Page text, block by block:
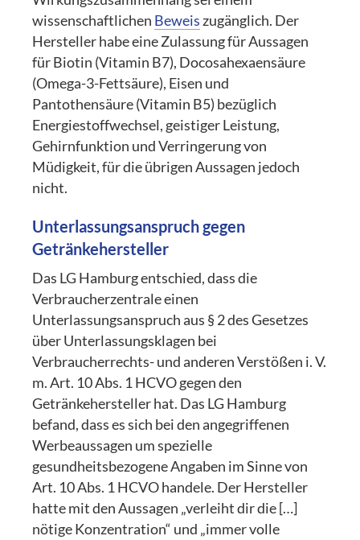
wissenschaftlichen Beweis zugänglich. Der
Hersteller habe eine Zulassung für Aussagen
für Biotin (Vitamin B7), Docosahexaensäure
(Omega-3-Fettsäure), Eisen und
Pantothensäure (Vitamin B5) bezüglich
Energiestoffwechsel, geistiger Leistung,
Gehirnfunktion und Verringerung von
Müdigkeit, für die übrigen Aussagen jedoch
nicht.
Unterlassungsanspruch gegen
Getränkehersteller
Das LG Hamburg entschied, dass die
Verbraucherzentrale einen
Unterlassungsanspruch aus § 2 des Gesetzes
über Unterlassungsklagen bei
Verbraucherrechts- und anderen Verstößen i. V.
m. Art. 10 Abs. 1 HCVO gegen den
Getränkehersteller hat. Das LG Hamburg
befand, dass es sich bei den angegriffenen
Werbeaussagen um spezielle
gesundheitsbezogene Angaben im Sinne von
Art. 10 Abs. 1 HCVO handele. Der Hersteller
hatte mit den Aussagen „verleiht dir die […]
nötige Konzentration“ und „immer volle